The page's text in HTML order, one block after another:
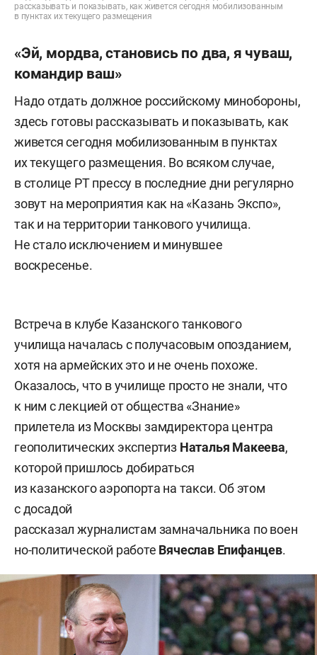
рассказывать и показывать, как живется сегодня мобилизованным
в пунктах их текущего размещения
«Эй, мордва, становись по два, я чуваш,
командир ваш»
Надо отдать должное российскому минобороны,
здесь готовы рассказывать и показывать, как
живется сегодня мобилизованным в пунктах
их текущего размещения. Во всяком случае,
в столице РТ прессу в последние дни регулярно
зовут на мероприятия как на «Казань Экспо»,
так и на территории танкового училища.
Не стало исключением и минувшее
воскресенье.
Встреча в клубе Казанского танкового
училища началась с получасовым опозданием,
хотя на армейских это и не очень похоже.
Оказалось, что в училище просто не знали, что
к ним с лекцией от общества «Знание»
прилетела из Москвы замдиректора центра
геополитических экспертиз Наталья Макеева,
которой пришлось добираться
из казанского аэропорта на такси. Об этом
с досадой
рассказал журналистам замначальника по воен
но-политической работе Вячеслав Епифанцев.